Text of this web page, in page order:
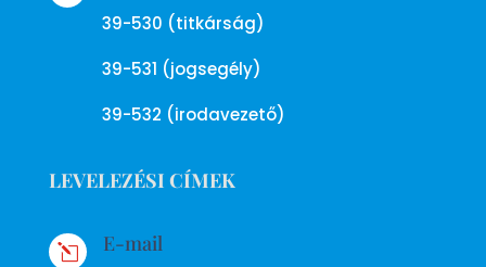
39-530 (titkárság)
39-531 (jogsegély)
39-532 (irodavezető)
LEVELEZÉSI CÍMEK
l E-mail